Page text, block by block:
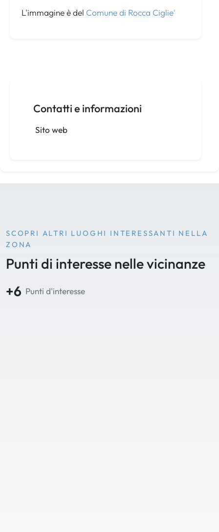
L'immagine è del Comune di Rocca Ciglie'
Contatti e informazioni
Sito web
SCOPRI ALTRI LUOGHI INTERESSANTI NELLA
ZONA
Punti di interesse nelle vicinanze
+6 Punti d'interesse